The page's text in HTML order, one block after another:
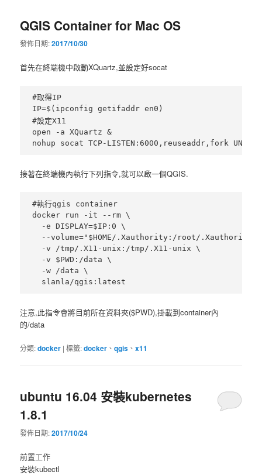
要
助
QGIS Container for Mac OS
發佈日期:2017/10/30
首先在終端機中啟動XQuartz,並設定好socat
#取得IP
IP=$(ipconfig getifaddr en0)
#設定X11
open -a XQuartz &
接著在終端機內執行下列指令,就可以啟一個QGIS.
#執行qgis container
docker run -it --rm \
  -e DISPLAY=$IP:0 \
--volume="$HOME/.Xauthority:/root/
  -v /tmp/.X11-unix:/tmp/.X11-unix \
  -v $PWD:/data \
  -w /data \
注意,此指令會將目前所在資料夾($PWD),掛載到container內
的/data
分類:docker |標籤:docker 、qgis 、x11
ubuntu 16.04 安裝kubernetes
1.8.1
發佈日期:2017/10/24
前置工作
安裝kubectl